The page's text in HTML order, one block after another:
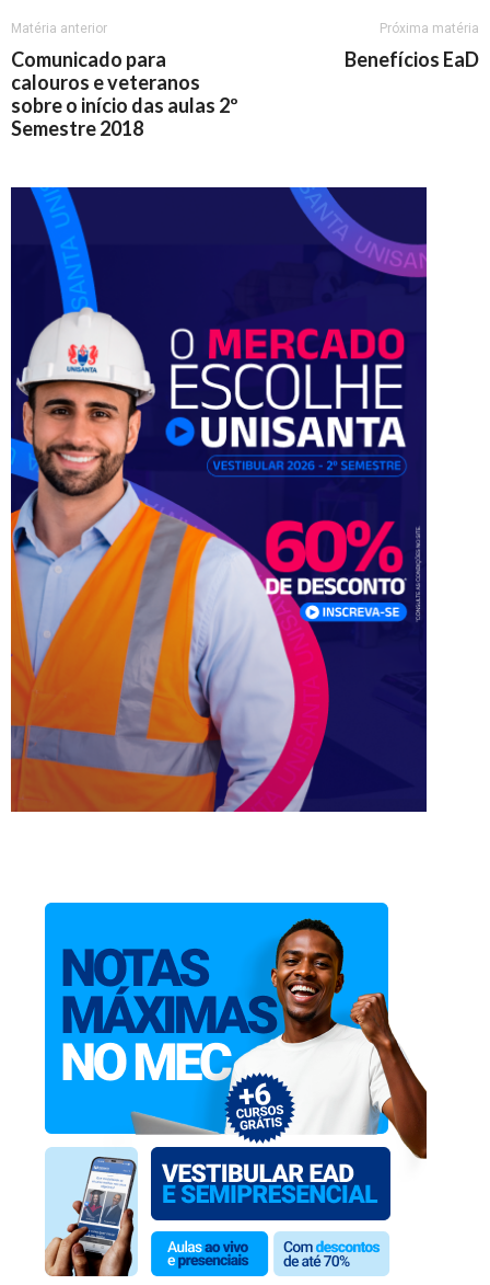
Matéria anterior
Comunicado para
calouros e veteranos
sobre o início das aulas 2º
Semestre 2018
Próxima matéria
Benefícios EaD